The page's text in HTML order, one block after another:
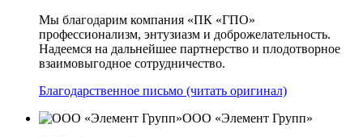
Мы благодарим компания «ПК «ГПО»
профессионализм, энтузиазм и доброжелательность.
Надеемся на дальнейшее партнерство и плодотворное
взаимовыгодное сотрудничество.
Благодарственное письмо (читать оригинал)
ООО «Элемент Групп»